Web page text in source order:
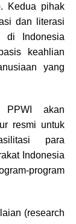
Kedua pihak
dan literasi
di Indonesia
keahlian
yang
PPWI akan
resmi untuk
para
Indonesia
program
(research